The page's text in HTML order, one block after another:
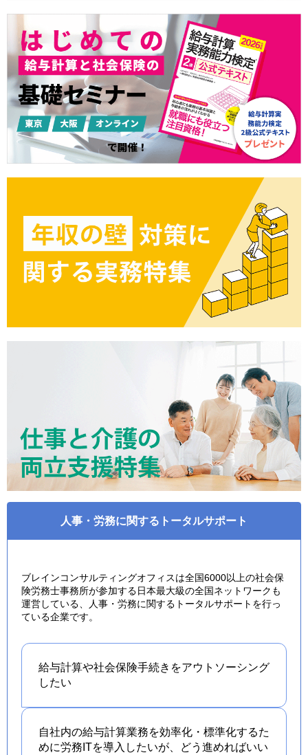
人事・労務に関するトータルサポート
ブレインコンサルティングオフィスは全国6000以上の社会保
険労務士事務所が参加する日本最大級の全国ネットワークも
運営している、人事・労務に関するトータルサポートを行っ
ている企業です。
給与計算や社会保険手続きをアウトソーシング
したい
自社内の給与計算業務を効率化・標準化するた
めに労務ITを導入したいが、どう進めればいい